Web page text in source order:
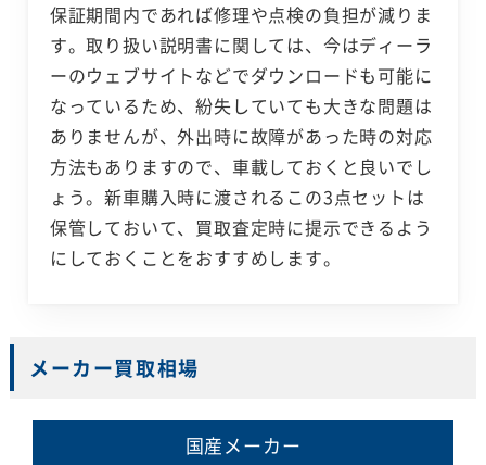
保証期間内であれば修理や点検の負担が減りま
す。取り扱い説明書に関しては、今はディーラ
ーのウェブサイトなどでダウンロードも可能に
なっているため、紛失していても大きな問題は
ありませんが、外出時に故障があった時の対応
方法もありますので、車載しておくと良いでし
ょう。新車購入時に渡されるこの3点セットは
保管しておいて、買取査定時に提示できるよう
にしておくことをおすすめします。
メーカー買取相場
国産メーカー